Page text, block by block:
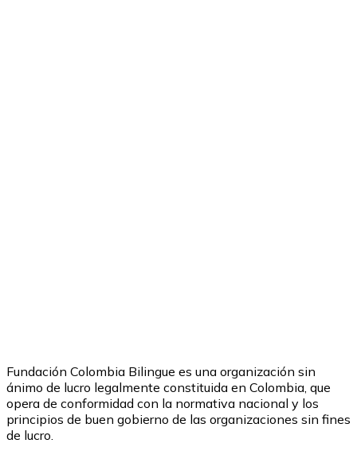
Fundación Colombia Bilingue es una organización sin
ánimo de lucro legalmente constituida en Colombia, que
opera de conformidad con la normativa nacional y los
principios de buen gobierno de las organizaciones sin fines
de lucro.